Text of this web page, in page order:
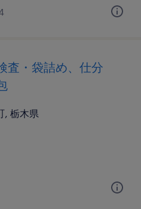
査・袋詰め、仕分
, 栃木県